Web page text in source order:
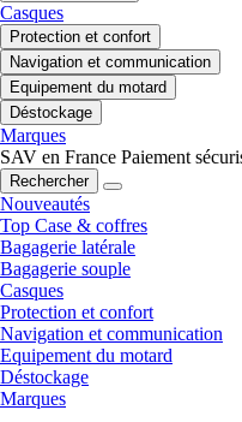
Casques
Protection et confort
Navigation et communication
Equipement du motard
Déstockage
Marques
SAV en France Paiement
Rechercher
Nouveautés
Top Case & coffres
Bagagerie latérale
Bagagerie souple
Casques
Protection et confort
Navigation et communication
Equipement du motard
Déstockage
Marques